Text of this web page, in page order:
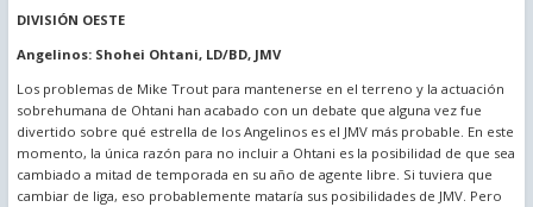
DIVISIÓN OESTE
Angelinos: Shohei Ohtani, LD/BD, JMV
Los problemas de Mike Trout para mantenerse en el terreno y la actuación
sobrehumana de Ohtani han acabado con un debate que alguna vez fue
divertido sobre qué estrella de los Angelinos es el JMV más probable. En este
momento, la única razón para no incluir a Ohtani es la posibilidad de que sea
cambiado a mitad de temporada en su año de agente libre. Si tuviera que
cambiar de liga, eso probablemente mataría sus posibilidades de JMV. Pero